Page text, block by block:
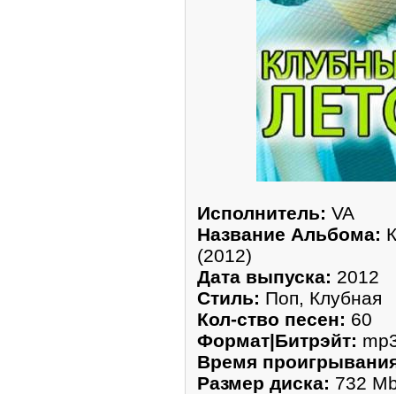
Исполнитель: VA
Название Альбома:
(2012)
Дата выпуска: 2012
Стиль: Поп, Клубная
Кол-ство песен: 60
Формат|Битрэйт:
Время
Размер диска: 732